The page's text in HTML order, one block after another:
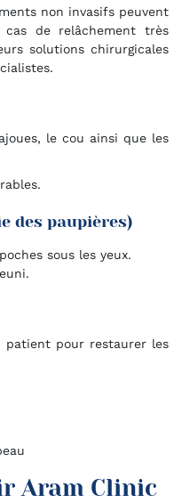
non invasifs peuvent
de relâchement très
solutions chirurgicales
le cou ainsi que les
des paupières)
sous les yeux.
patient pour restaurer les
Aram Clinic